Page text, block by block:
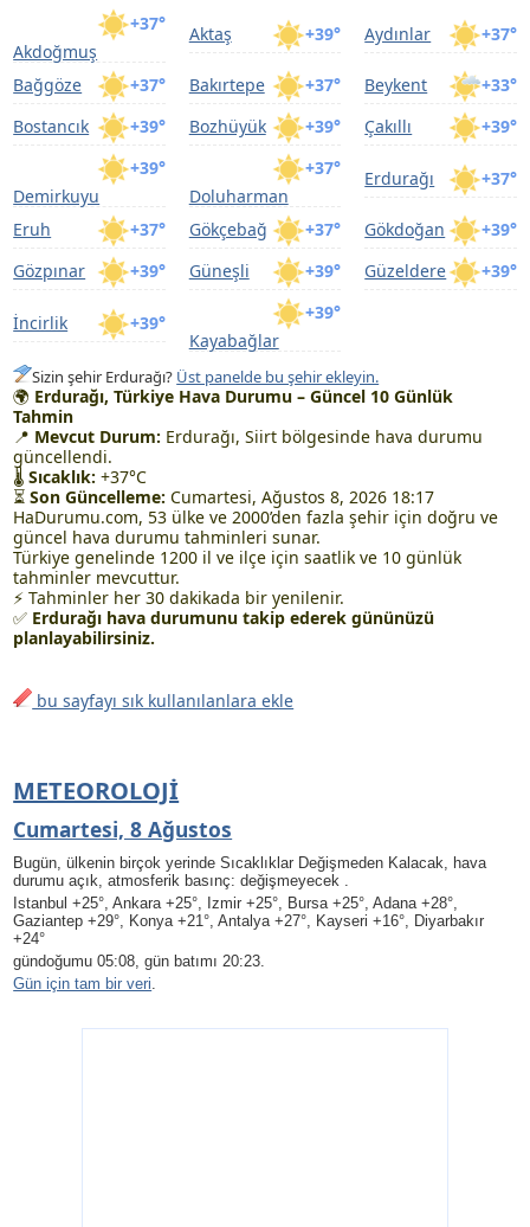
+37°
Akdoğmuş
+39°
Aktaş +37°
Aydınlar
+37°
Bağgöze +37°
Bakırtepe +33°
Beykent
+39°
Bostancık +39°
Bozhüyük +39°
Çakıllı
+39°
Demirkuyu
+37°
Doluharman
+37°
Erdurağı
+37°
Eruh +37°
Gökçebağ +39°
Gökdoğan
+39°
Gözpınar +39°
Güneşli +39°
Güzeldere
+39°
İncirlik
+39°
Kayabağlar
Sizin şehir Erdurağı? Üst panelde bu şehir ekleyin.
🌍 Erdurağı, Türkiye Hava Durumu – Güncel 10 Günlük
Tahmin
📍 Mevcut Durum: Erdurağı, Siirt bölgesinde hava durumu
güncellendi.
🌡Sıcaklık: +37°C
⏳Son Güncelleme: Cumartesi, Ağustos 8, 2026 18:17
HaDurumu.com, 53 ülke ve 2000’den fazla şehir için doğru ve
güncel hava durumu tahminleri sunar.
Türkiye genelinde 1200 il ve ilçe için saatlik ve 10 günlük
tahminler mevcuttur.
⚡ Tahminler her 30 dakikada bir yenilenir.
✅ Erdurağı hava durumunu takip ederek gününüzü
planlayabilirsiniz.
bu sayfayı sık kullanılanlara ekle
METEOROLOJI
Cumartesi, 8 Ağustos
Bugün, ülkenin birçok yerinde Sıcaklıklar Değişmeden Kalacak, hava
durumu açık, atmosferik basınç: değişmeyecek .
Istanbul +25°, Ankara +25°, Izmir +25°, Bursa +25°, Adana +28°,
Gaziantep +29°, Konya +21°, Antalya +27°, Kayseri +16°, Diyarbakır
+24°
gündoğumu 05:08, gün batımı 20:23.
Gün için tam bir veri.